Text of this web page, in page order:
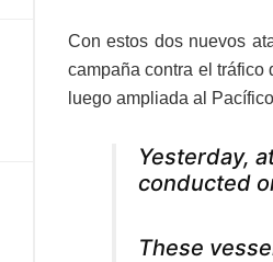
Con estos dos nuevos
campaña contra el tráfico
luego ampliada al
Yesterday,
conducted
These